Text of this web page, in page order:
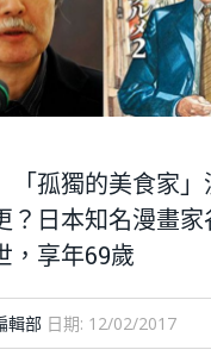
「孤獨的美食家
？日本知名漫畫家
，享年69歲
輯部 日期: 12/02/2017